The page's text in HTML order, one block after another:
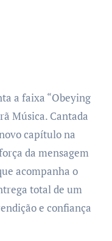
a faixa “Obeying
Música. Cantada
capítulo na
da mensagem
acompanha o
total de um
e confiança